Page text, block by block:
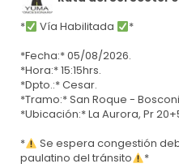
* Vía Habilitada
*
*Fecha:* 05/08/2026.
*Hora:* 15:15hrs.
*Dpto.:* Cesar.
*Tramo:* San Roque -
*Ubicación:* La Aurora, Pr
*
Se espera congestión
paulatino del tránsito
*